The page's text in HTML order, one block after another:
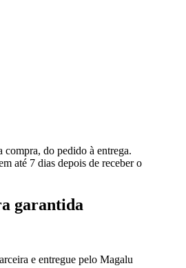
compra, do pedido à entrega.
até 7 dias depois de receber o
garantida
e entregue pelo Magalu